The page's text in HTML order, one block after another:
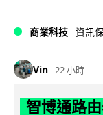
商業科技 資訊
Vin 22 小時
智博通路